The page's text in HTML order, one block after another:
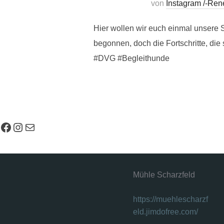
von Instagram /-
Hier wollen wir euch einmal unsere
begonnen, doch die Fortschritte,
#DVG #Begleithunde
Facebook
Instagram
E-Mail
Mühle Scharzfeld
https://muehlescharzf
eld.jimdofree.com/